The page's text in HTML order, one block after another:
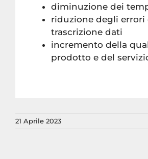
diminuzione dei
riduzione degli errori
trascrizione dati
incremento della
prodotto e del
21 Aprile 2023